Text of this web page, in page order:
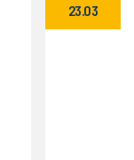
23.03